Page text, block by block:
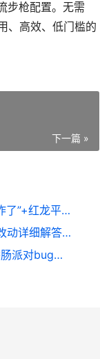
步枪配置。无需
、高效、低门槛的
下一篇 »
《7日世界》新人必做：裸枪“要爆炸了”+红龙平推策略 七日七世纪是什么歌
《剑仙姬》公开测试确定到及六大改动详细解答 剑仙女主角
香肠派对BUG入侵方法详细解答 香肠派对bug大全教学2021